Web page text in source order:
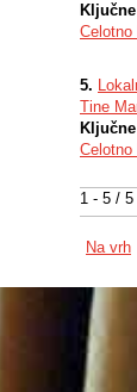
1 - 5 / 5
Celotno
5.
Tine
Celotno
Na vrh